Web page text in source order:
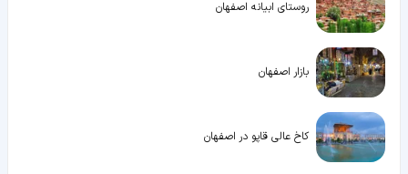
روستای ابیانه اصفهان
بازار اصفهان
کاخ عالی قاپو در اصفهان